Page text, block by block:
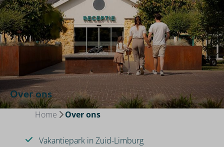
Over ons
Home Over ons
Vakantiepark in Zuid-Limburg